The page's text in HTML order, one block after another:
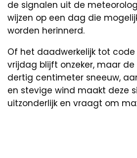
de signalen uit de
wijzen op een dag die
worden herinnerd.
Of het daadwerkelijk tot
vrijdag blijft onzeker, maar
dertig centimeter sneeuw,
en stevige wind maakt deze
uitzonderlijk en vraagt om